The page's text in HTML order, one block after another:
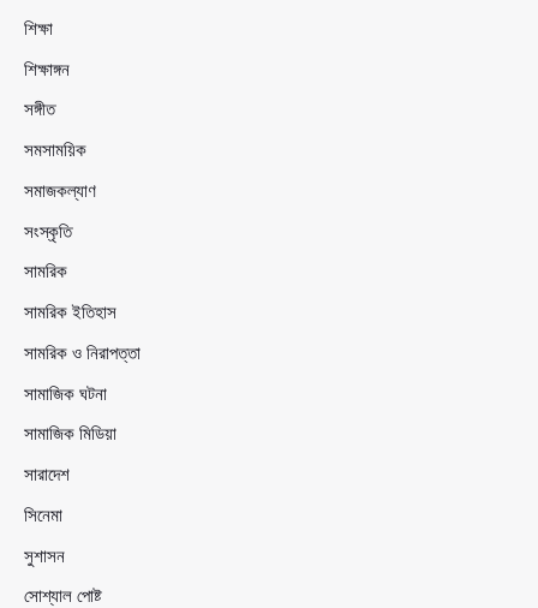
শিক্ষা
শিক্ষাঙ্গন
সঙ্গীত
সমসাময়িক
সমাজকল্যাণ
সংস্কৃতি
সামরিক
সামরিক ইতিহাস
সামরিক ও নিরাপত্তা
সামাজিক ঘটনা
সামাজিক মিডিয়া
সারাদেশ
সিনেমা
সুশাসন
সোশ্যাল পোষ্ট